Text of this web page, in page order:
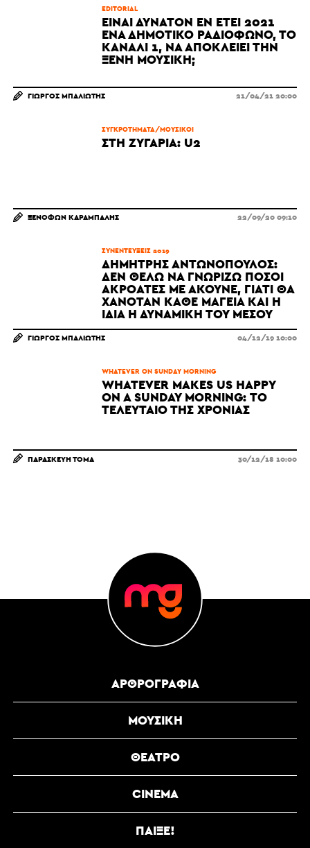
EDITORIAL
ΕΊΝΑΙ ΔΥΝΑΤΌΝ ΕΝ ΈΤΕΙ 2021
ΈΝΑ ΔΗΜΟΤΙΚΌ ΡΑΔΙΌΦΩΝΟ, ΤΟ
ΚΑΝΆΛΙ 1, ΝΑ ΑΠΟΚΛΕΊΕΙ ΤΗΝ
ΞΈΝΗ ΜΟΥΣΙΚΉ;
ΓΙΏΡΓΟΣ ΜΠΑΛΙΏΤΗΣ 21/04/21 20:00
ΣΥΓΚΡΟΤΗΜΑΤΑ/ΜΟΥΣΙΚΟΙ
ΣΤΗ ΖΥΓΑΡΙΆ: U2
ΞΕΝΟΦΏΝ ΚΑΡΆΜΠΑΛΗΣ 22/09/20 09:10
ΣΥΝΕΝΤΕΎΞΕΙΣ 2019
ΔΗΜΉΤΡΗΣ ΑΝΤΩΝΌΠΟΥΛΟΣ:
ΔΕΝ ΘΈΛΩ ΝΑ ΓΝΩΡΊΖΩ ΠΌΣΟΙ
ΑΚΡΟΑΤΈΣ ΜΕ ΑΚΟΎΝΕ, ΓΙΑΤΊ ΘΑ
ΧΑΝΌΤΑΝ ΚΆΘΕ ΜΑΓΕΊΑ ΚΑΙ Η
ΊΔΙΑ Η ΔΥΝΑΜΙΚΉ ΤΟΥ ΜΈΣΟΥ
ΓΙΏΡΓΟΣ ΜΠΑΛΙΏΤΗΣ 04/12/19 10:00
WHATEVER ON SUNDAY MORNING
WHATEVER MAKES US HAPPY
ON A SUNDAY MORNING: ΤΟ
ΤΕΛΕΥΤΑΊΟ ΤΗΣ ΧΡΟΝΙΆΣ
ΠΑΡΑΣΚΕΥΉ ΤΌΜΑ 30/12/18 10:00
ΑΡΘΡΟΓΡΑΦΊΑ
ΜΟΥΣΙΚΉ
ΘΈΑΤΡΟ
CINEMA
ΠΑΊΞΕ!